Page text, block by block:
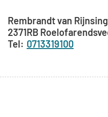
Rembrandt van
2371RB
0713319100